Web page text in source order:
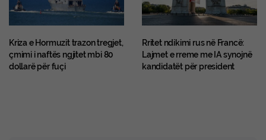
Kriza e Hormuzit trazon tregjet,
çmimi i naftës ngjitet mbi 80
dollarë për fuçi
Rritet ndikimi rus në Francë:
Lajmet e rreme me IA synojnë
kandidatët për president